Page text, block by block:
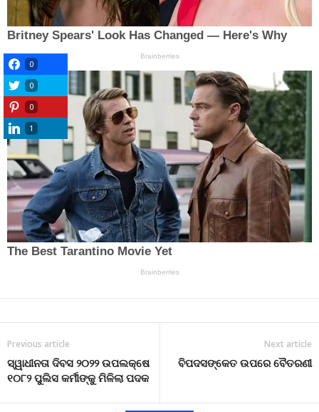
Previous article
ସ୍ୱାଧୀନତା ଦିବସ ୨୦୨୨ ଉପଲକ୍ଷେ
୧୦୮୨ ପୁଲିସ କର୍ମୀଙ୍କୁ ମିଳିଲା ପଦକ
Next article
ବିପଦସଙ୍କେତ ଉପରେ ବୈତରଣୀ
0
0
0
1